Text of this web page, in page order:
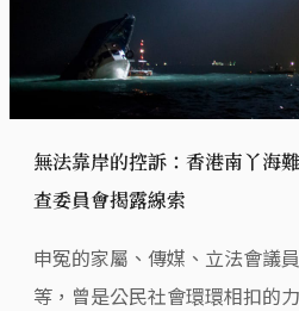
無法靠岸的控訴：香港南丫海
查委員會揭露線索
申冤的家屬、傳媒、立法會議
等，曾是公民社會環環相扣的